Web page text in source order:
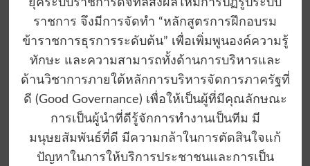
ยุคระบบราชการดิจิทัลส่งผลให้มีการปฏิรูประบบ
ราชการ จึงมีการจัดทำ “หลักสูตรการฝึกอบรม
ข้าราชการธุรการระดับต้น” เพื่อเพิ่มพูนองค์ความรู้
ทักษะ และความสามารถทั้งด้านการบริหารและ
ด้านวิชาการภายใต้หลักการบริหารจัดการภาครัฐที่
ดี (Good Governance) เพื่อให้เป็นผู้ที่มีคุณลักษณะ
การเป็นผู้นำที่ดีรู้จักการทำงานเป็นทีม มี
มนุษยสัมพันธ์ที่ดี มีความกล้าในการตัดสินใจแก้
ปัญหาในการให้บริการประชาชนและการเป็น